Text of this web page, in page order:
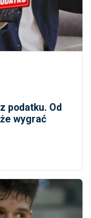
podatku. Od
wygrać